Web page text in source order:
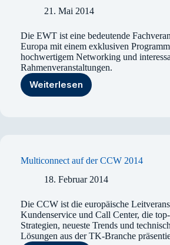
21. Mai 2014
Die EWT ist eine bedeutende
Europa mit einem exklusiven
hochwertigem Networking und
Rahmenveranstaltungen.
Weiterlesen
Multiconnect
auf
vom
21.
bis
Mai
2014
Multiconnect auf der CCW 2014
18. Februar 2014
Die CCW ist die europäische
Kundenservice und Call Center, die
Strategien, neueste Trends und
Lösungen aus der TK-Branche